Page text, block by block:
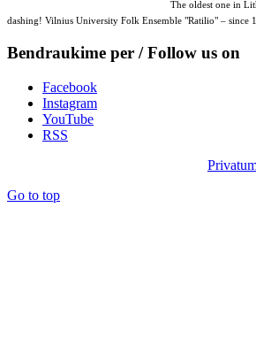
The oldest one in
dashing! Vilnius University Folk Ensemble "Ratilio" – since
Bendraukime per / Follow us on
Facebook
Instagram
YouTube
RSS
Go to top